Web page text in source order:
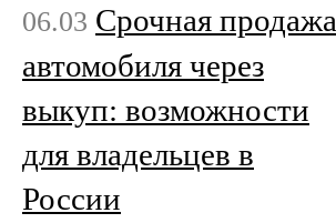
06.03 Срочная продажа
автомобиля через
выкуп: возможности
для владельцев в
России